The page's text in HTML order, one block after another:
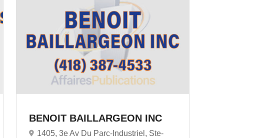
BENOIT BAILLARGEON INC
1405, 3e Av Du Parc-Industriel, Ste-